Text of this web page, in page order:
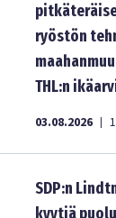
ryöstön
THL:n
03.08.2026 |
SDP:n
kyytiä